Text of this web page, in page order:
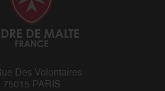
Des Volontaires
75015 PARIS